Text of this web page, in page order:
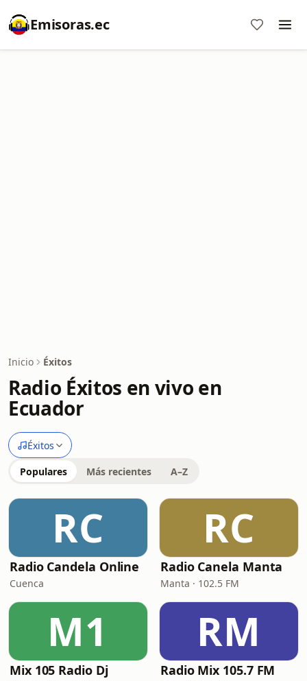
Emisoras.ec
Inicio Éxitos
Radio Éxitos en vivo en
Ecuador
Éxitos
Populares Más recientes A–Z
RC
Radio Candela Online
Cuenca
RC
Radio Canela Manta
Manta · 102.5 FM
M1
Mix 105 Radio Dj
RM
Radio Mix 105.7 FM